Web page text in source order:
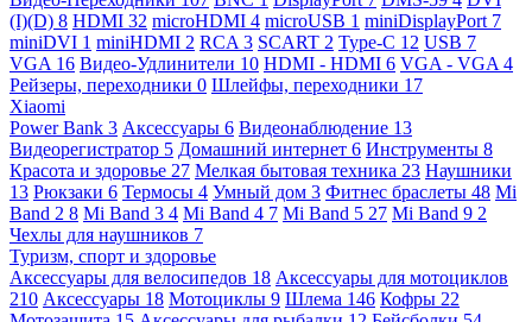
(I)(D) 8 HDMI 32 microHDMI 4 microUSB 1 miniDisplayPort 7
miniDVI 1 miniHDMI 2 RCA 3 SCART 2 Type-C 12 USB 7
VGA 16 Видео-Удлинители 10 HDMI - HDMI 6 VGA - VGA 4
Рейзеры, переходники 0 Шлейфы, переходники 17
Xiaomi
Power Bank 3 Аксессуары 6 Видеонаблюдение 13
Видеорегистратор 5 Домашний интернет 6 Инструменты 8
Красота и здоровье 27 Мелкая бытовая техника 23 Наушники
13 Рюкзаки 6 Термосы 4 Умный дом 3 Фитнес браслеты 48 Mi
Band 2 8 Mi Band 3 4 Mi Band 4 7 Mi Band 5 27 Mi Band 9 2
Чехлы для наушников 7
Туризм, спорт и здоровье
Аксессуары для велосипедов 18 Аксессуары для мотоциклов
210 Аксессуары 18 Мотоциклы 9 Шлема 146 Кофры 22